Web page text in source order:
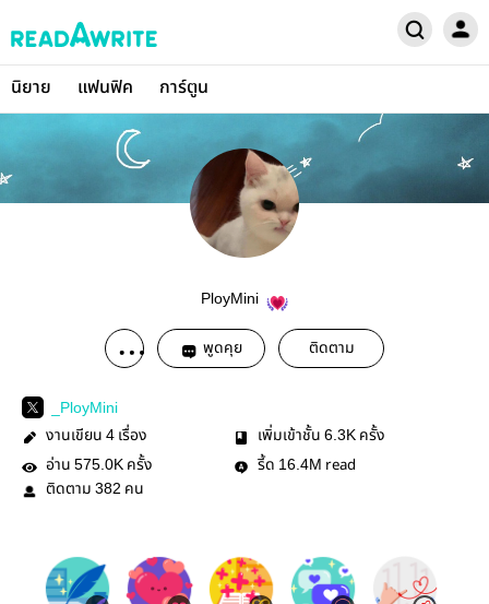
นิยาย แฟนฟิค การ์ตูน
PloyMini
พูดคุย ติดตาม
_PloyMini
งานเขียน 4 เรื่อง เพิ่มเข้าชั้น 6.3K ครั้ง
อ่าน 575.0K ครั้ง รี้ด 16.4M read
ติดตาม 382 คน